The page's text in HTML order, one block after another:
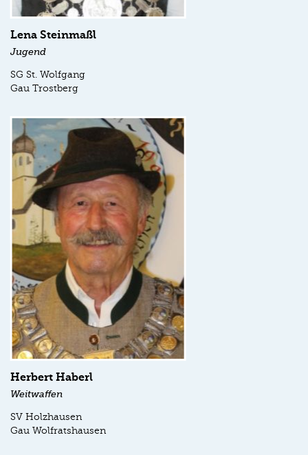
Lena Steinmaßl
Jugend
SG St. Wolfgang
Gau Trostberg
Herbert Haberl
Weitwaffen
SV Holzhausen
Gau Wolfratshausen